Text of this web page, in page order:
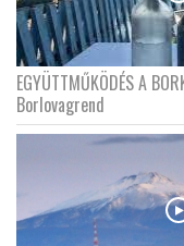
EGYÜTTMŰKÖDÉS A
Borlovagrend